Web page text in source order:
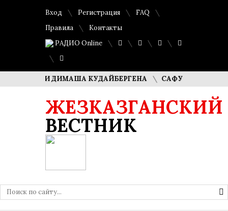
Вход Регистрация
FAQ
Правила
Контакты
РАДИО Online
ДИМАША КУДАЙБЕРГЕНА САФУАН
ЖЕЗКАЗГАНСКИЙ
ВЕСТНИК